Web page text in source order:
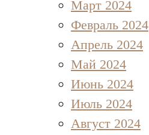
Март 2024
Февраль 2024
Апрель 2024
Май 2024
Июнь 2024
Июль 2024
Август 2024